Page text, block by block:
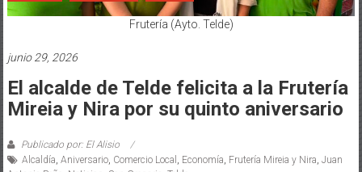
Frutería (Ayto. Telde)
junio 29, 2026
El alcalde de Telde felicita a la Frutería
Mireia y Nira por su quinto aniversario
Publicado por: El Alisio
Alcaldía Aniversario, Comercio Local Economía Frutería Mireia y Nira Juan